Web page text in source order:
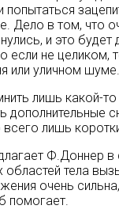
попытаться
Дело в том, что
и это
если не целиком,
или уличном шуме.
лишь какой-
дополнительные
всего лишь
Ф.Доннер в
тела
очень
помогает.